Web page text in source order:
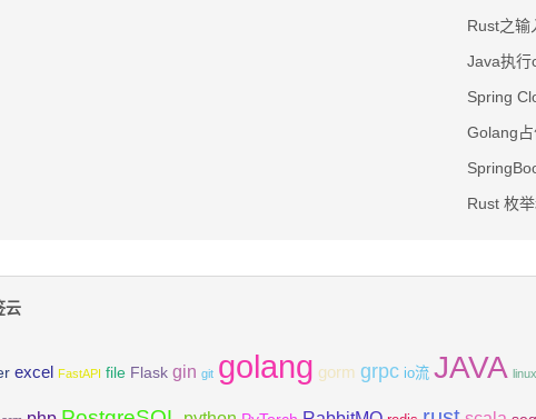
Rust之输
Java执行
Spring
Golang
Rust 枚
云
excel FastAPI file Flask gin git golang gorm grpc io流 JAVA linux